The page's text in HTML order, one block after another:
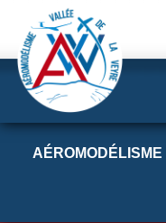
Panneau de gestion des